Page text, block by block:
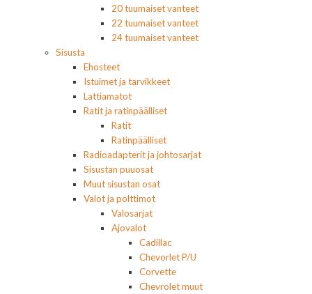
20 tuumaiset vanteet
22 tuumaiset vanteet
24 tuumaiset vanteet
Sisusta
Ehosteet
Istuimet ja tarvikkeet
Lattiamatot
Ratit ja ratinpäälliset
Ratit
Ratinpäälliset
Radioadapterit ja johtosarjat
Sisustan puuosat
Muut sisustan osat
Valot ja polttimot
Valosarjat
Ajovalot
Cadillac
Chevorlet P/U
Corvette
Chevrolet muut